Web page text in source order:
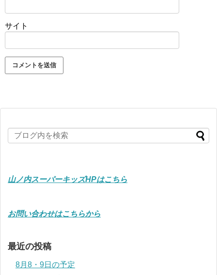
サイト
山ノ内スーパーキッズHPはこちら
お問い合わせはこちらから
最近の投稿
8月8・9日の予定